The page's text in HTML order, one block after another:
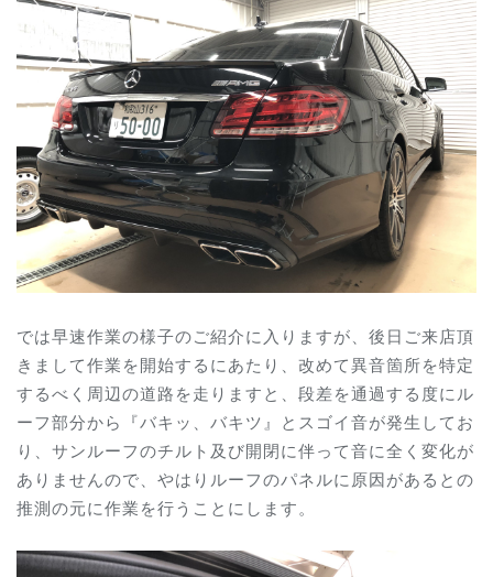
では早速作業の様子のご紹介に入りますが、後日ご来店頂
きまして作業を開始するにあたり、改めて異音箇所を特定
するべく周辺の道路を走りますと、段差を通過する度にル
ーフ部分から『バキッ、バキツ』とスゴイ音が発生してお
り、サンルーフのチルト及び開閉に伴って音に全く変化が
ありませんので、やはりルーフのパネルに原因があるとの
推測の元に作業を行うことにします。